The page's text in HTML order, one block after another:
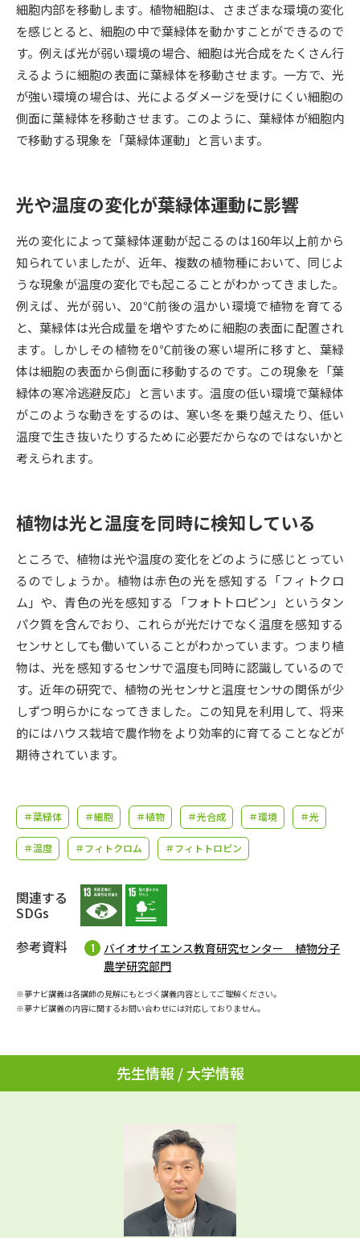
大学研究 大学検索
大学で学べる内容や特徴を調べる
新増設大学・学部・学科特集
国際・グローバルに強い大学特
デジタルパンフレット 進路の３択
新学年スタート号特集ページ
（高3生用）
新学年スタート号特集ページ
（高2生用）
SELFBRAND特集ページ
オープンキャンパスなどを調べる
オープンキャンパス検索 実施プログラムから探す
来場型・Web型イベント特集
受験準備 資料検索
志望校・出願校を調べる
併願校選び 受験スケジュールを立てよう
先輩が入学を決めた理由 テレメール全国一斉進学調査
新生活お役立ちガイド
大学で学びたい学問発見
学問のミニ講義「夢ナビ講義」
ユーザーサポート
Ｑ＆Ａ よくあるご質問 大学進学IDについて
受付内容・発送状況の確認
テレメール進学カタログ
訂正のご案内
細胞内部を移動します。植物細胞は、さまざまな環境の変化
を感じとると、細胞の中で葉緑体を動かすことができるので
す。例えば光が弱い環境の場合、細胞は光合成をたくさん行
えるように細胞の表面に葉緑体を移動させます。一方で、光
が強い環境の場合は、光によるダメージを受けにくい細胞の
側面に葉緑体を移動させます。このように、葉緑体が細胞内
で移動する現象を「葉緑体運動」と言います。
光や温度の変化が葉緑体運動に影響
光の変化によって葉緑体運動が起こるのは160年以上前から
知られていましたが、近年、複数の植物種において、同じよ
うな現象が温度の変化でも起こることがわかってきました。
例えば、光が弱い、20℃前後の温かい環境で植物を育てる
と、葉緑体は光合成量を増やすために細胞の表面に配置され
ます。しかしその植物を0℃前後の寒い場所に移すと、葉緑
体は細胞の表面から側面に移動するのです。この現象を「葉
緑体の寒冷逃避反応」と言います。温度の低い環境で葉緑体
がこのような動きをするのは、寒い冬を乗り越えたり、低い
温度で生き抜いたりするために必要だからなのではないかと
考えられます。
植物は光と温度を同時に検知している
ところで、植物は光や温度の変化をどのように感じとってい
るのでしょうか。植物は赤色の光を感知する「フィトクロ
ム」や、青色の光を感知する「フォトトロピン」というタン
パク質を含んでおり、これらが光だけでなく温度を感知する
センサとしても働いていることがわかっています。つまり植
物は、光を感知するセンサで温度も同時に認識しているので
す。近年の研究で、植物の光センサと温度センサの関係が少
しずつ明らかになってきました。この知見を利用して、将来
的にはハウス栽培で農作物をより効率的に育てることなどが
期待されています。
＃葉緑体 ＃細胞 ＃植物 ＃光合成 ＃環境 ＃光
＃温度 ＃フィトクロム ＃フィトトロピン
関連する
SDGs
参考資料
バイオサイエンス教育研究センター 植物分子
農学研究部門
※夢ナビ講義は各講師の見解にもとづく講義内容としてご理解ください。
※夢ナビ講義の内容に関するお問い合わせには対応しておりません。
先生情報 / 大学情報